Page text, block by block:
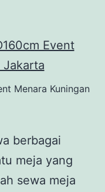
Menara Kuningan
berbagai
meja yang
sewa meja